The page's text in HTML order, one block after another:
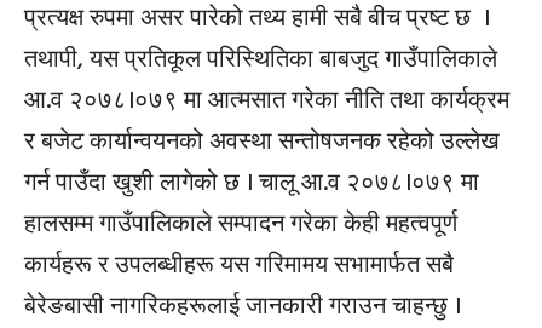
प्रत्यक्ष रुपमा असर पारेको तथ्य हामी सबै बीच प्रष्ट छ ।
तथापी, यस प्रतिकूल परिस्थितिका बाबजुद गाउँपालिकाले
आ.व २०७८।०७९ मा आत्मसात गरेका नीति तथा कार्यक्रम
र बजेट कार्यान्वयनको अवस्था सन्तोषजनक रहेको उल्लेख
गर्न पाउँदा खुशी लागेको छ । चालू आ.व २०७८।०७९ मा
हालसम्म गाउँपालिकाले सम्पादन गरेका केही महत्वपूर्ण
कार्यहरू र उपलब्धीहरू यस गरिमामय सभामार्फत सबै
बेरेङबासी नागरिकहरूलाई जानकारी गराउन चाहन्छु ।